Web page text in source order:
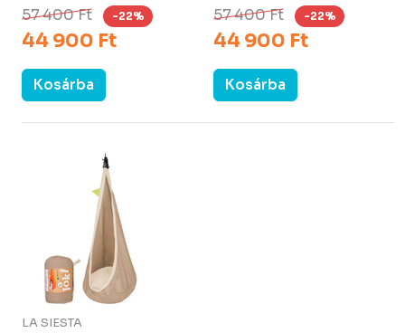
57 400 Ft -22%
44 900 Ft
Kosárba
57 400 Ft -22%
44 900 Ft
Kosárba
LA SIESTA